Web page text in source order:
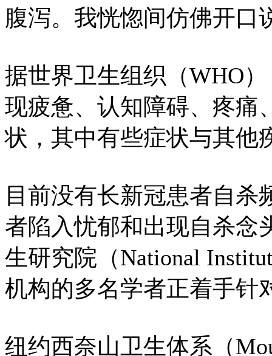
腹泻。我恍惚间仿佛开口
据世界卫生组织（WHO
现疲惫、认知障碍、疼痛
状，其中有些症状与其他
目前没有长新冠患者自杀
者陷入忧郁和出现自杀念
生研究院（National
机构的多名学者正着手针
纽约西奈山卫生体系（